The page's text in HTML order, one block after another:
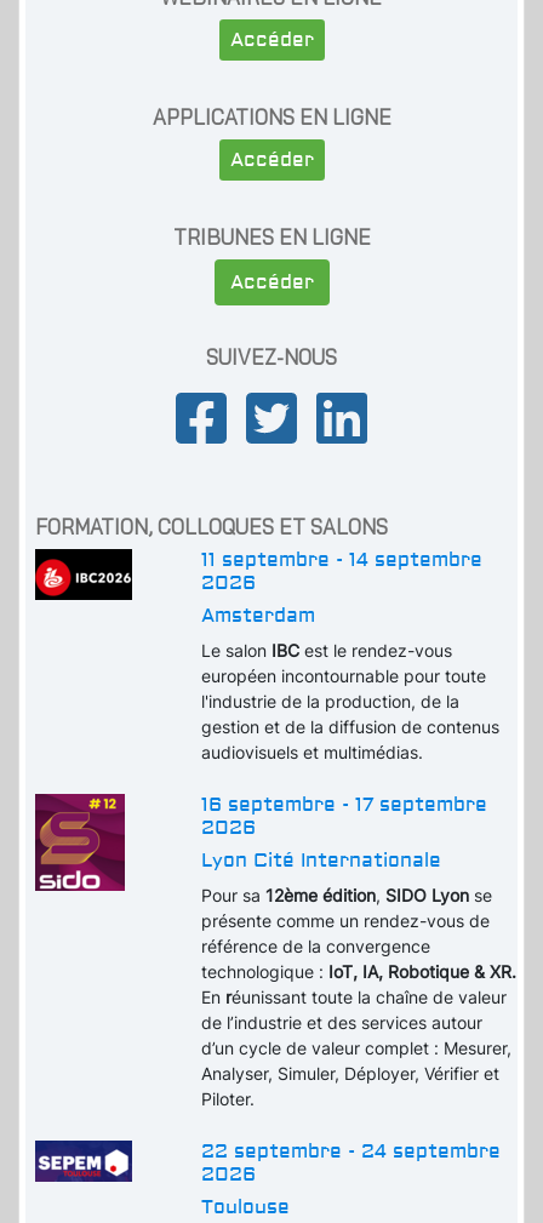
Accéder
APPLICATIONS EN LIGNE
Accéder
TRIBUNES EN LIGNE
Accéder
SUIVEZ-NOUS
FORMATION, COLLOQUES ET SALONS
11 septembre - 14 septembre
2026
Amsterdam
Le salon IBCest le rendez-vous
européen incontournable pour toute
l'industrie de la production, de la
gestion et de la diffusion de contenus
audiovisuels et multimédias.
16 septembre - 17 septembre
2026
Lyon Cité Internationale
Pour sa12ème édition, SIDO Lyon se
présente comme un rendez-vous de
référence de la convergence
technologique : IoT, IA, Robotique & XR.
En réunissant toute la chaîne de valeur
de l’industrie et des services autour
d’un cycle de valeur complet : Mesurer,
Analyser, Simuler, Déployer, Vérifier et
Piloter.
22 septembre - 24 septembre
2026
Toulouse